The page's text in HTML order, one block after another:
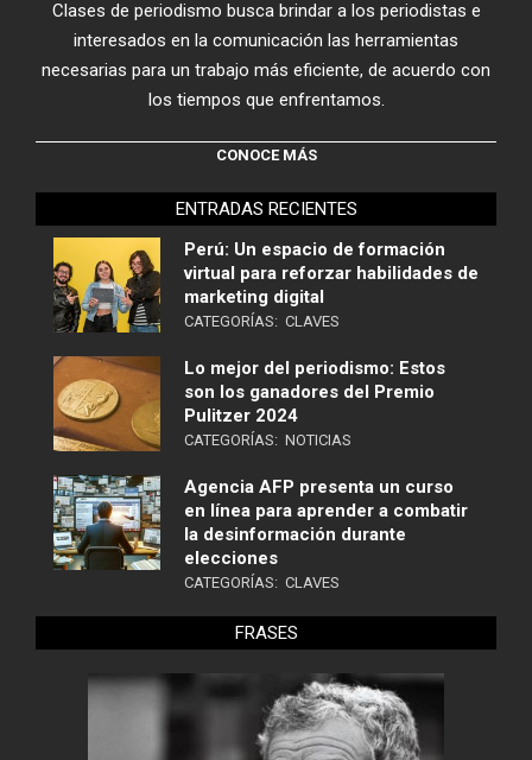
Clases de periodismo busca brindar a los periodistas e
interesados en la comunicación las herramientas
necesarias para un trabajo más eficiente, de acuerdo con
los tiempos que enfrentamos.
CONOCE MÁS
ENTRADAS RECIENTES
Perú: Un espacio de formación
virtual para reforzar habilidades de
marketing digital
CATEGORÍAS: CLAVES
Lo mejor del periodismo: Estos
son los ganadores del Premio
Pulitzer 2024
CATEGORÍAS: NOTICIAS
Agencia AFP presenta un curso
en línea para aprender a combatir
la desinformación durante
elecciones
CATEGORÍAS: CLAVES
FRASES